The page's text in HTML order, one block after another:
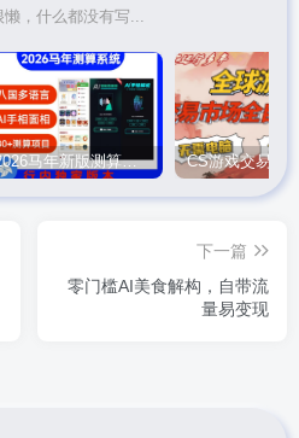
懒，什么都没有写...
2026马年新版测算系统源码
下一篇
零门槛AI美食解构，自带流
量易变现